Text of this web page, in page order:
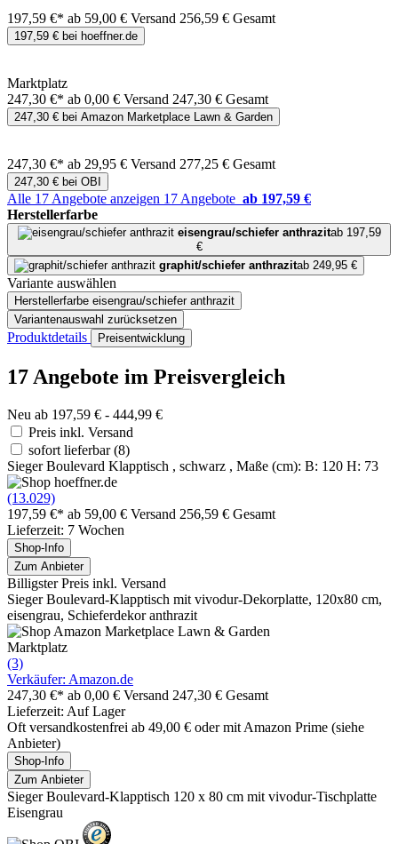
197,59 €* ab 59,00 € Versand 256,59 € Gesamt
197,59 € bei hoeffner.de
Marktplatz
247,30 €* ab 0,00 € Versand 247,30 € Gesamt
247,30 € bei Amazon Marketplace Lawn & Garden
247,30 €* ab 29,95 € Versand 277,25 € Gesamt
247,30 € bei OBI
Alle 17 Angebote anzeigen 17 Angebote ab 197,59 €
Herstellerfarbe
eisengrau/schiefer anthrazitab 197,59
€
graphit/schiefer anthrazitab 249,95 €
Variante auswählen
Herstellerfarbe eisengrau/schiefer anthrazit
Variantenauswahl zurücksetzen
Produktdetails Preisentwicklung
17 Angebote im Preisvergleich
Neu ab 197,59 € - 444,99 €
Preis inkl. Versand
sofort lieferbar(8)
Sieger Boulevard Klapptisch , schwarz , Maße (cm): B: 120 H: 73
(13.029)
197,59 €* ab 59,00 € Versand 256,59 € Gesamt
Lieferzeit: 7 Wochen
Shop-Info
Zum Anbieter
Billigster Preis inkl. Versand
Sieger Boulevard-Klapptisch mit vivodur-Dekorplatte, 120x80 cm,
eisengrau, Schieferdekor anthrazit
Marktplatz
(3)
Verkäufer: Amazon.de
247,30 €* ab 0,00 € Versand 247,30 € Gesamt
Lieferzeit: Auf Lager
Oft versandkostenfrei ab 49,00 € oder mit Amazon Prime (siehe
Anbieter)
Shop-Info
Zum Anbieter
Sieger Boulevard-Klapptisch 120 x 80 cm mit vivodur-Tischplatte
Eisengrau